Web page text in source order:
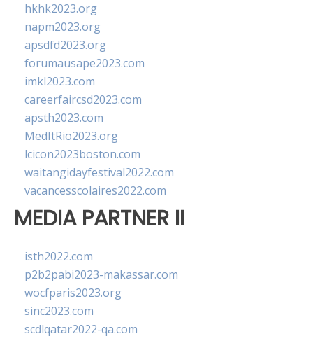
hkhk2023.org
napm2023.org
apsdfd2023.org
forumausape2023.com
imkl2023.com
careerfaircsd2023.com
apsth2023.com
MedItRio2023.org
lcicon2023boston.com
waitangidayfestival2022.com
vacancesscolaires2022.com
MEDIA PARTNER II
isth2022.com
p2b2pabi2023-makassar.com
wocfparis2023.org
sinc2023.com
scdlqatar2022-qa.com